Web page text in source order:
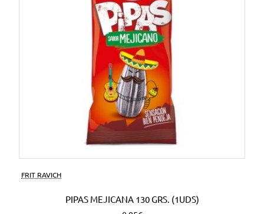
FRIT RAVICH
PIPAS MEJICANA 130 GRS. (1UDS)